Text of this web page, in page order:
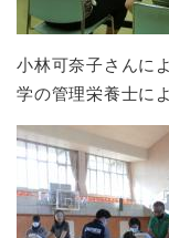
小林可奈子
学の管理栄養士に